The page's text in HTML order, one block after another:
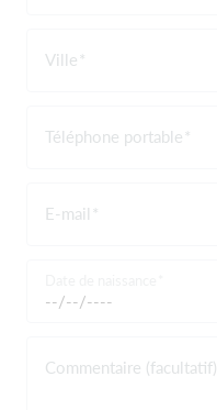
Ville
Téléphone portable
E-mail
Commentaire (facultatif)